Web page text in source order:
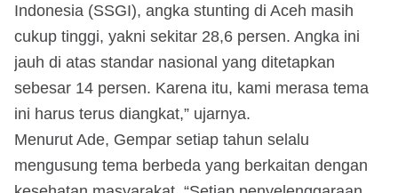
Indonesia (SSGI), angka stunting di Aceh masih
cukup tinggi, yakni sekitar 28,6 persen. Angka ini
jauh di atas standar nasional yang ditetapkan
sebesar 14 persen. Karena itu, kami merasa tema
ini harus terus diangkat,” ujarnya.
Menurut Ade, Gempar setiap tahun selalu
mengusung tema berbeda yang berkaitan dengan